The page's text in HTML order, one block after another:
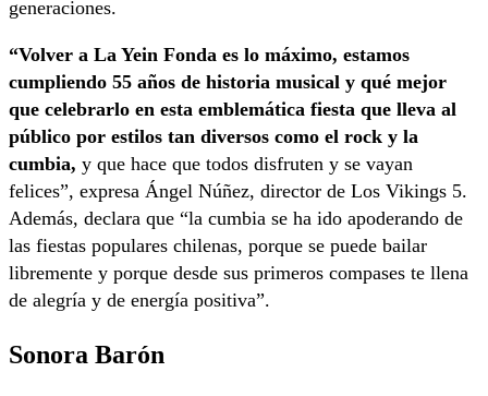
generaciones.
“Volver a La Yein Fonda es lo máximo, estamos
cumpliendo 55 años de historia musical y qué mejor
que celebrarlo en esta emblemática fiesta que lleva al
público por estilos tan diversos como el rock y la
cumbia, y que hace que todos disfruten y se vayan
felices”, expresa Ángel Núñez, director de Los Vikings 5.
Además, declara que “la cumbia se ha ido apoderando de
las fiestas populares chilenas, porque se puede bailar
libremente y porque desde sus primeros compases te llena
de alegría y de energía positiva”.
Sonora Barón